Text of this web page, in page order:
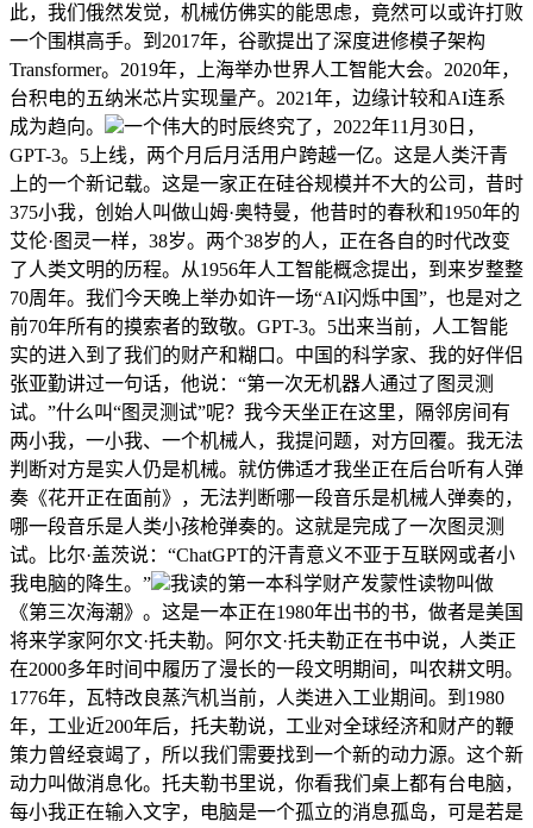
此，我们俄然发觉，机械仿佛实的能思虑，竟然可以或许打败
一个围棋高手。到2017年，谷歌提出了深度进修模子架构
Transformer。2019年，上海举办世界人工智能大会。2020年，
台积电的五纳米芯片实现量产。2021年，边缘计较和AI连系
成为趋向。
一个伟大的时辰终究了，2022年11月30日，
GPT-3。5上线，两个月后月活用户跨越一亿。这是人类汗青
上的一个新记载。这是一家正在硅谷规模并不大的公司，昔时
375小我，创始人叫做山姆·奥特曼，他昔时的春秋和1950年的
艾伦·图灵一样，38岁。两个38岁的人，正在各自的时代改变
了人类文明的历程。从1956年人工智能概念提出，到来岁整整
70周年。我们今天晚上举办如许一场“AI闪烁中国”，也是对之
前70年所有的摸索者的致敬。GPT-3。5出来当前，人工智能
实的进入到了我们的财产和糊口。中国的科学家、我的好伴侣
张亚勤讲过一句话，他说：“第一次无机器人通过了图灵测
试。”什么叫“图灵测试”呢？我今天坐正在这里，隔邻房间有
两小我，一小我、一个机械人，我提问题，对方回覆。我无法
判断对方是实人仍是机械。就仿佛适才我坐正在后台听有人弹
奏《花开正在面前》，无法判断哪一段音乐是机械人弹奏的，
哪一段音乐是人类小孩枪弹奏的。这就是完成了一次图灵测
试。比尔·盖茨说：“ChatGPT的汗青意义不亚于互联网或者小
我电脑的降生。”
我读的第一本科学财产发蒙性读物叫做
《第三次海潮》。这是一本正在1980年出书的书，做者是美国
将来学家阿尔文·托夫勒。阿尔文·托夫勒正在书中说，人类正
在2000多年时间中履历了漫长的一段文明期间，叫农耕文明。
1776年，瓦特改良蒸汽机当前，人类进入工业期间。到1980
年，工业近200年后，托夫勒说，工业对全球经济和财产的鞭
策力曾经衰竭了，所以我们需要找到一个新的动力源。这个新
动力叫做消息化。托夫勒书里说，你看我们桌上都有台电脑，
每小我正在输入文字，电脑是一个孤立的消息孤岛，可是若是